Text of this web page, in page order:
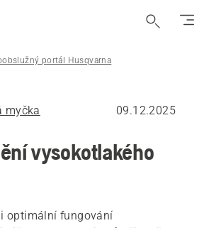
portál Husqvarna
myčka 09.12.2025
vysokotlakého
optimální fungování